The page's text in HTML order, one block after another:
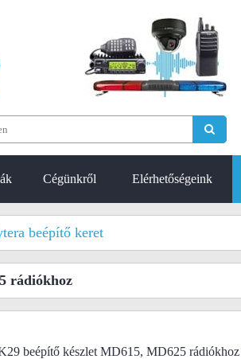
Cégünkről Elérhetőségeink
beépítő keret
rádiókhoz
beépítő készlet MD615, MD625 rádiókhoz